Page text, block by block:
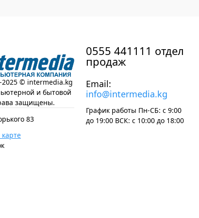
2025 © intermedia.kg
и бытовой
защищены.
83
0555 441111 отдел
продаж
Email:
info@intermedia.kg
График работы Пн-СБ: с 9:00
до 19:00 ВСК: с 10:00 до 18:00